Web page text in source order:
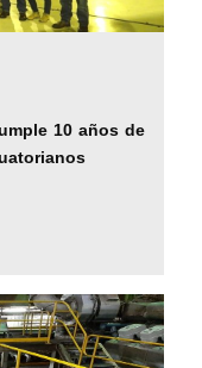
10 años de